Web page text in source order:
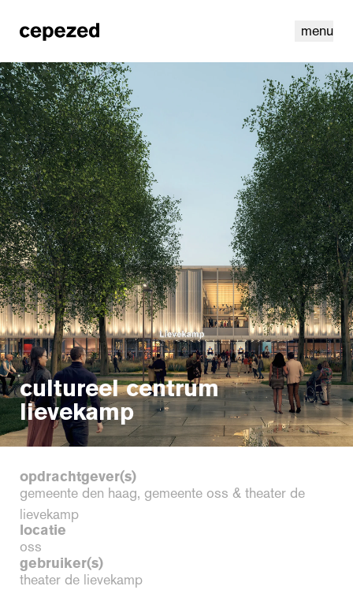
menu
linkedininstagram cookiesnl | en
cultureel centrum
lievekamp
opdrachtgever(s)
gemeente den haag, gemeente oss & theater de
lievekamp
locatie
oss
gebruiker(s)
theater de lievekamp